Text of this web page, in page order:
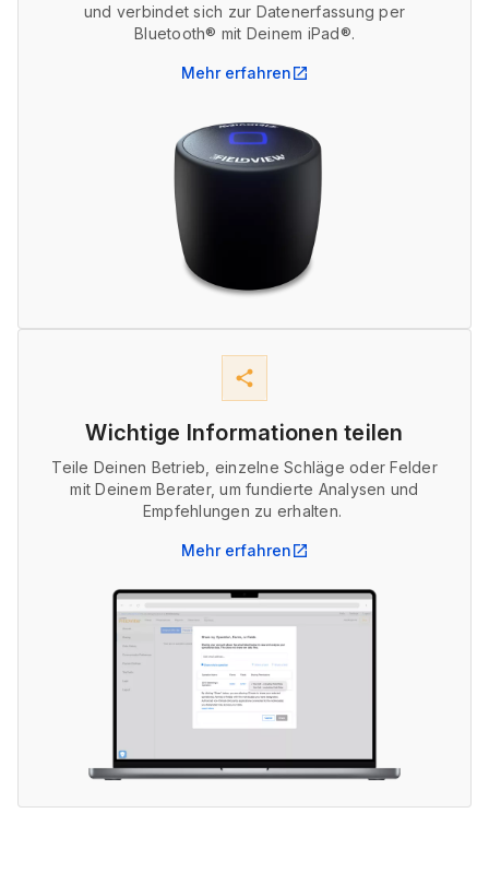
und verbindet sich zur Datenerfassung per
Bluetooth® mit Deinem iPad®.
Mehr erfahren open_in_new
share
Wichtige Informationen teilen
Teile Deinen Betrieb, einzelne Schläge oder Felder
mit Deinem Berater, um fundierte Analysen und
Empfehlungen zu erhalten.
Mehr erfahren open_in_new